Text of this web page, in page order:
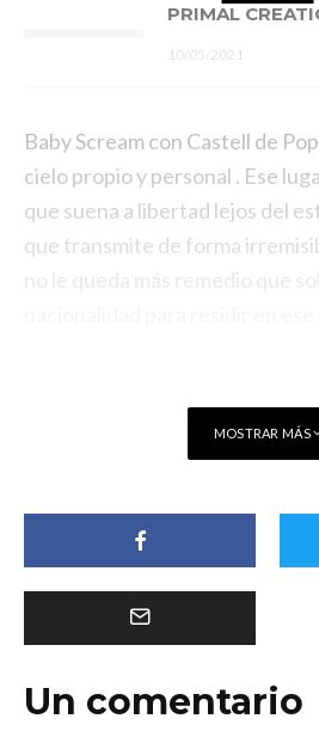
PRIMAL
10/05/2021
Baby Scream con Castell de
cielo propio y personal . Ese
que suena a libertad lejos del
que transmite de forma
no le queda más remedio que
MOSTRAR MÁS
Un comentario